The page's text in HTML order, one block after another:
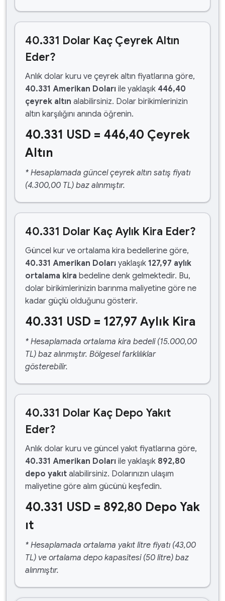
40.331 Dolar Kaç Çeyrek Altın
Eder?
Anlık dolar kuru ve çeyrek altın fiyatlarına göre,
40.331 Amerikan Doları ile yaklaşık 446,40
çeyrek altın alabilirsiniz. Dolar birikimlerinizin
altın karşılığını anında öğrenin.
40.331 USD = 446,40 Çeyrek
Altın
* Hesaplamada güncel çeyrek altın satış fiyatı
(4.300,00 TL) baz alınmıştır.
40.331 Dolar Kaç Aylık Kira Eder?
Güncel kur ve ortalama kira bedellerine göre,
40.331 Amerikan Doları yaklaşık 127,97 aylık
ortalama kira bedeline denk gelmektedir. Bu,
dolar birikimlerinizin barınma maliyetine göre ne
kadar güçlü olduğunu gösterir.
40.331 USD = 127,97 Aylık Kira
* Hesaplamada ortalama kira bedeli (15.000,00
TL) baz alınmıştır. Bölgesel farklılıklar
gösterebilir.
40.331 Dolar Kaç Depo Yakıt
Eder?
Anlık dolar kuru ve güncel yakıt fiyatlarına göre,
40.331 Amerikan Doları ile yaklaşık 892,80
depo yakıt alabilirsiniz. Dolarınızın ulaşım
maliyetine göre alım gücünü keşfedin.
40.331 USD = 892,80 Depo Yak
ıt
* Hesaplamada ortalama yakıt litre fiyatı (43,00
TL) ve ortalama depo kapasitesi (50 litre) baz
alınmıştır.